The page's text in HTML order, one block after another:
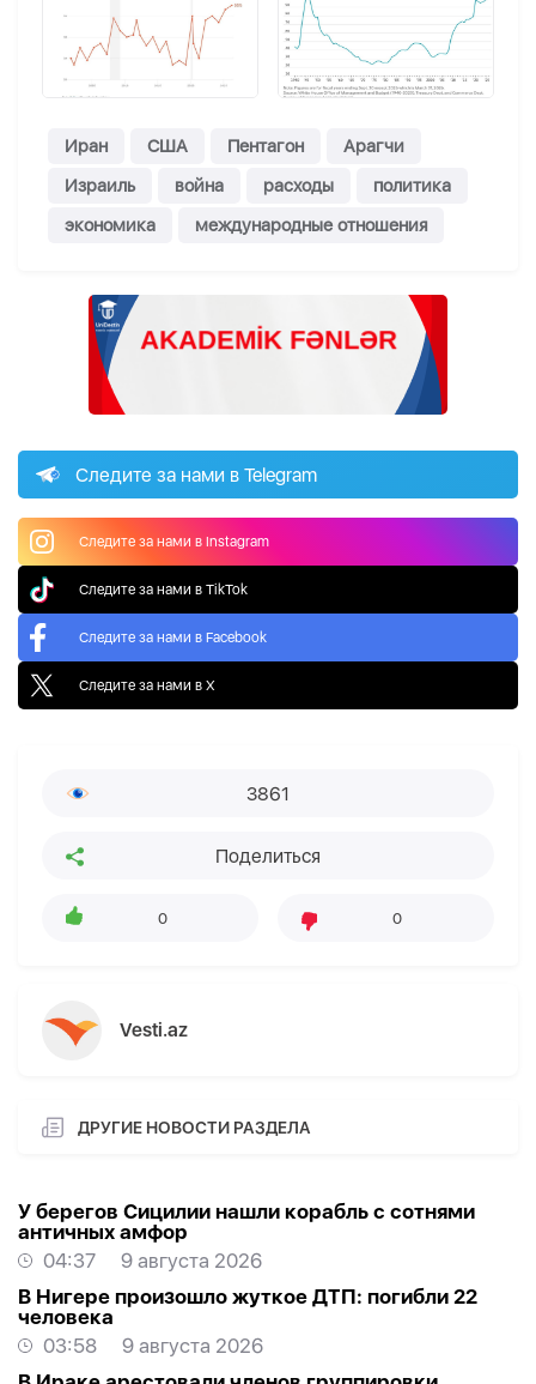
Иран США Пентагон
Арагчи
Израиль
война расходы
политика
экономика
международные отношения
Следите за нами в Telegram
Следите за нами в Instagram
Следите за нами в TikTok
Следите за нами в Facebook
Следите за нами в X
3861
Поделиться
0 0
Vesti.az
ДРУГИЕ НОВОСТИ РАЗДЕЛА
У берегов Сицилии нашли корабль с сотнями
античных амфор
04:37
9 августа 2026
В Нигере произошло жуткое ДТП: погибли 22
человека
03:58
9 августа 2026